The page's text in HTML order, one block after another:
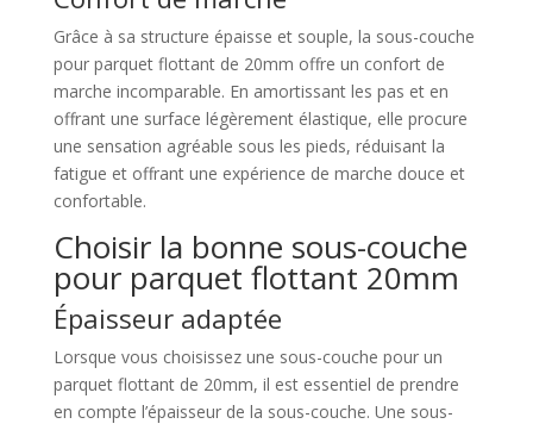
Grâce à sa structure épaisse et souple, la sous-couche
pour parquet flottant de 20mm offre un confort de
marche incomparable. En amortissant les pas et en
offrant une surface légèrement élastique, elle procure
une sensation agréable sous les pieds, réduisant la
fatigue et offrant une expérience de marche douce et
confortable.
Choisir la bonne sous-couche
pour parquet flottant 20mm
Épaisseur adaptée
Lorsque vous choisissez une sous-couche pour un
parquet flottant de 20mm, il est essentiel de prendre
en compte l’épaisseur de la sous-couche. Une sous-